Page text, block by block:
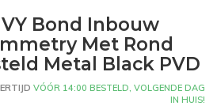
Bond Inbouw
Met Rond
Metal Black PVD
VÓÓR 14:00 BESTELD, VOLGENDE DAG
IN HUIS!